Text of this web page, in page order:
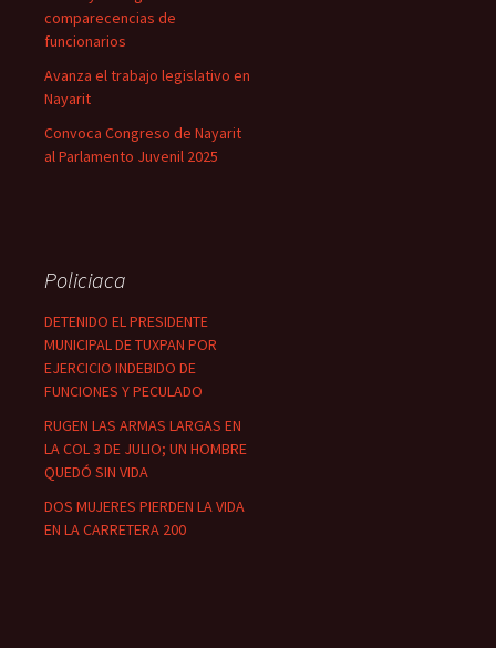
comparecencias de
funcionarios
Avanza el trabajo legislativo en
Nayarit
Convoca Congreso de Nayarit
al Parlamento Juvenil 2025
Policiaca
DETENIDO EL PRESIDENTE
MUNICIPAL DE TUXPAN POR
EJERCICIO INDEBIDO DE
FUNCIONES Y PECULADO
RUGEN LAS ARMAS LARGAS EN
LA COL 3 DE JULIO; UN HOMBRE
QUEDÓ SIN VIDA
DOS MUJERES PIERDEN LA VIDA
EN LA CARRETERA 200